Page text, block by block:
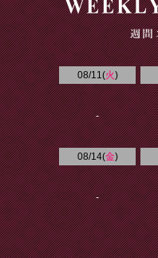
08/11(火)
-
08/14(金)
-